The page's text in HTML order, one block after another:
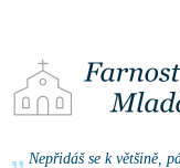
Nepřidáš se k většině,